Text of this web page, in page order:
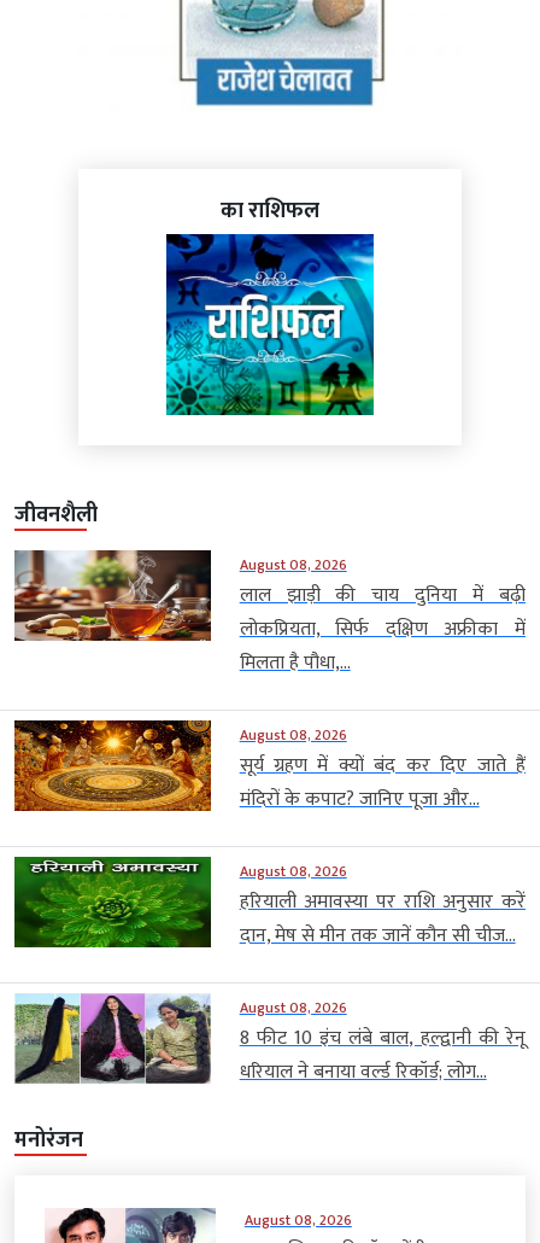
का राशिफल
जीवनशैली
August 08, 2026
लाल झाड़ी की चाय दुनिया में बढ़ी
लोकप्रियता, सिर्फ दक्षिण अफ्रीका में
मिलता है पौधा,...
August 08, 2026
सूर्य ग्रहण में क्यों बंद कर दिए जाते हैं
मंदिरों के कपाट? जानिए पूजा और...
August 08, 2026
हरियाली अमावस्या पर राशि अनुसार करें
दान, मेष से मीन तक जानें कौन सी चीज...
August 08, 2026
8 फीट 10 इंच लंबे बाल, हल्द्वानी की रेनू
धरियाल ने बनाया वर्ल्ड रिकॉर्ड; लोग...
मनोरंजन
August 08, 2026